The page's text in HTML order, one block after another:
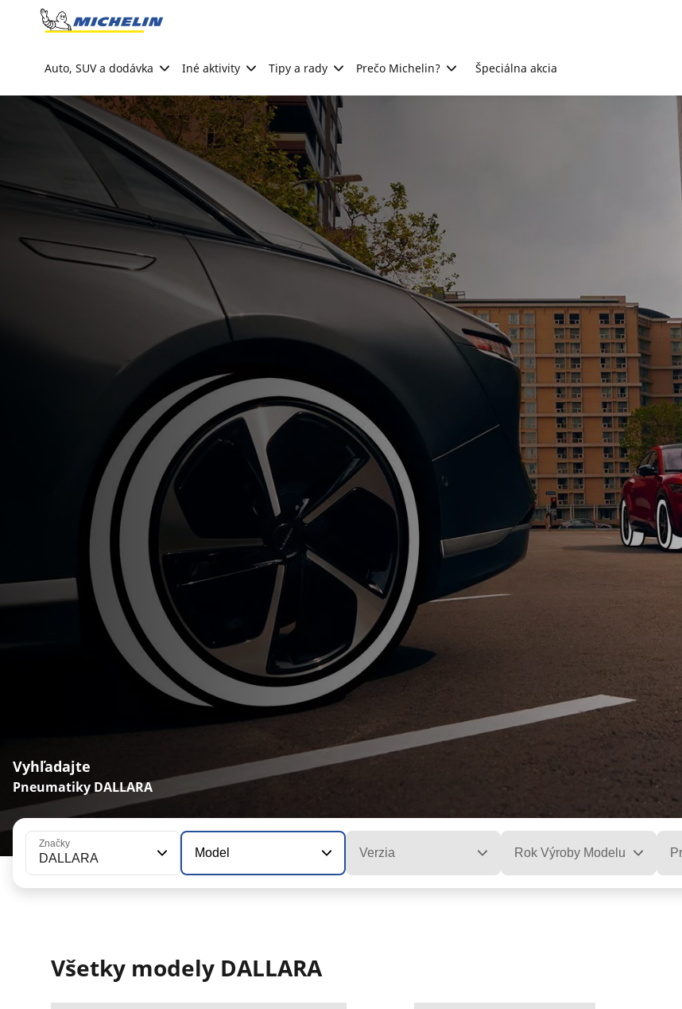
Go to page content
Auto, SUV a dodávka Iné aktivity Tipy a rady Prečo Michelin? Špeciálna akcia
Vyhľadajte
Pneumatiky DALLARA
Značky
DALLARA Model Verzia Rok Výroby Modelu
Všetky modely DALLARA